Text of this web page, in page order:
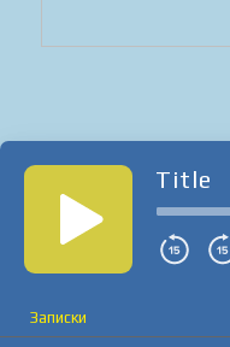
Title
Записки